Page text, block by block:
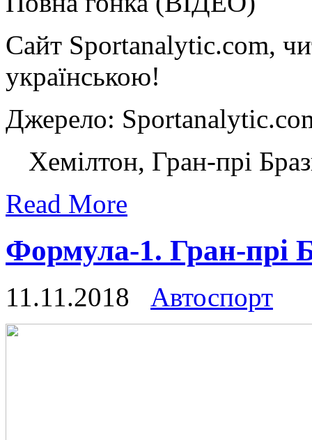
Сайт Sportanalytic.com,
українською!
Джерело:
Хемілтон, Гран-прі
Read More
Формула-1. Гран-прі
11.11.2018 Автоспорт